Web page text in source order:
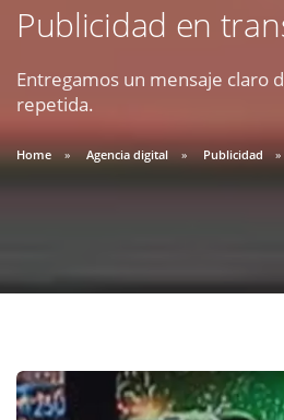
Publicidad en
Entregamos un mensaje claro
repetida.
Home Agencia digital Publicidad
09:30 AM A 18:30
soporte@webseo.cl